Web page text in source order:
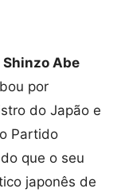
Shinzo Abe
por
do Japão e
Partido
que o seu
japonês de